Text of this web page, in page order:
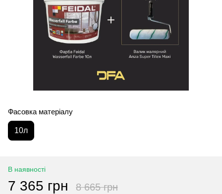
Фасовка матеріалу
10л
В наявності
7 365 грн 8 665 грн